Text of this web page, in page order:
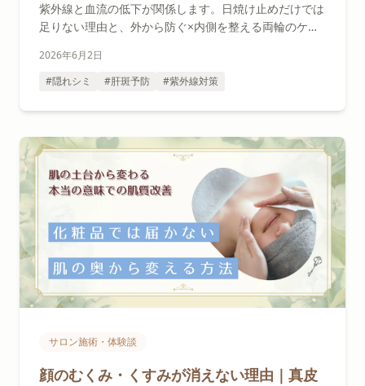
紫外線と血流の低下が関係します。日焼け止めだけでは
足りない理由と、外から防ぐ×内側を整える両輪のケア
す。
2026年6月2日
#隠れシミ
#肝斑予防 #紫外線対策
サロン施術・体験談
顔のむくみ・くすみが消えない理由｜真皮